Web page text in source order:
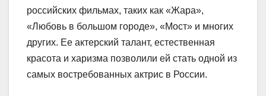
российских фильмах, таких как «Жара»,
«Любовь в большом городе», «Мост» и многих
других. Ее актерский талант, естественная
красота и харизма позволили ей стать одной из
самых востребованных актрис в России.